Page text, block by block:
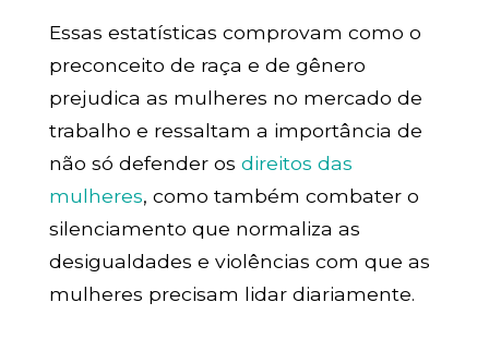
Essas estatísticas comprovam como o
preconceito de raça e de gênero
prejudica as mulheres no mercado de
trabalho e ressaltam a importância de
não só defender os direitos das
mulheres, como também combater o
silenciamento que normaliza as
desigualdades e violências com que as
mulheres precisam lidar diariamente.